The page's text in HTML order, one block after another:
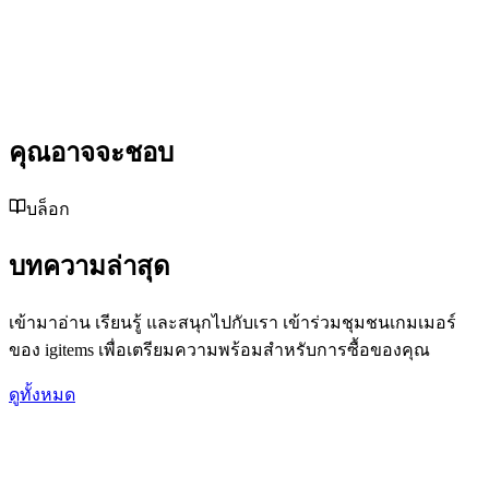
คุณอาจจะชอบ
บล็อก
บทความล่าสุด
เข้ามาอ่าน เรียนรู้ และสนุกไปกับเรา เข้าร่วมชุมชนเกมเมอร์
ของ igitems เพื่อเตรียมความพร้อมสำหรับการซื้อของคุณ
ดูทั้งหมด